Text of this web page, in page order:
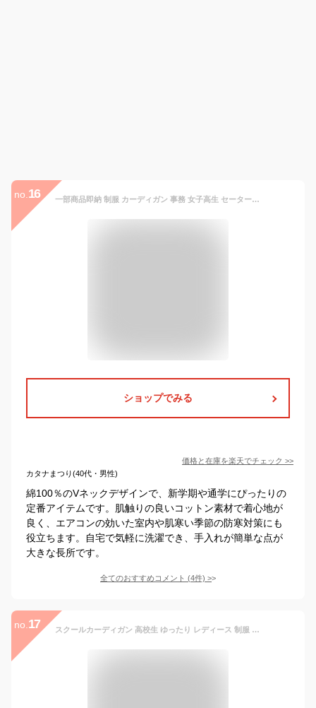
no. 16 一部商品即納 制服 カーディガン 事務 女子高生 セーター 高校生 中学生 エアコンカーディガン レディース スクールセーター 学生 定番 トレンド ギャル服 ファッション 学生 Vネック コットン 綿100％ 新学期 入学 通学 送料無料 防寒 カーディガン レディース 秋冬
ショップでみる
価格と在庫を楽天でチェック >>
カタナまつり(40代・男性)
綿100％のVネックデザインで、新学期や通学にぴったりの
定番アイテムです。肌触りの良いコットン素材で着心地が
良く、エアコンの効いた室内や肌寒い季節の防寒対策にも
役立ちます。自宅で気軽に洗濯でき、手入れが簡単な点が
大きな長所です。
全てのおすすめコメント (4件) >
no. 17 スクールカーディガン 高校生 ゆったり レディース 制服 春 夏 薄手 無地 カーディガン 人気 通学 学生 中学 オフィス Vネック 暖かい 秋冬 定番 綿100% JK JC シンプル セーター 黒 白 紺 ベージュ ピンク グレー 大きい 小さい